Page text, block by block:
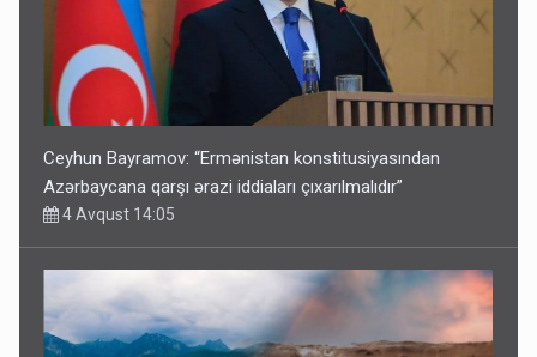
Ceyhun Bayramov: “Ermənistan konstitusiyasından
Azərbaycana qarşı ərazi iddiaları çıxarılmalıdır”
4 Avqust 14:05